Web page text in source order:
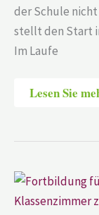
der Schule
stellt den Start
Im Laufe
Lesen Sie
Gemeinsam
Wissen
erweitern: